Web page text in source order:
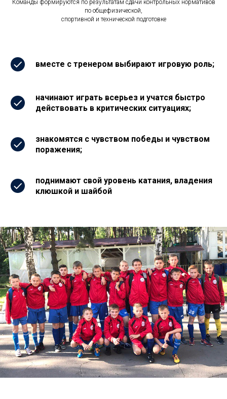
Команды формируются по результатам сдачи контрольных нормативов
по общефизической,
спортивной и технической подготовке
вместе с тренером выбирают игровую роль;
начинают играть всерьез и учатся быстро
действовать в критических ситуациях;
знакомятся с чувством победы и чувством
поражения;
поднимают свой уровень катания, владения
клюшкой и шайбой